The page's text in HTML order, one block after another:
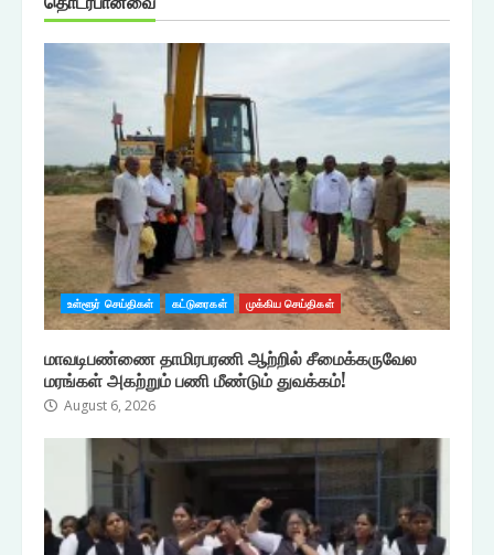
உள்ளூர் செய்திகள் கட்டுரைகள் முக்கிய செய்திகள்
மாவடிபண்ணை தாமிரபரணி ஆற்றில் சீமைக்கருவேல
மரங்கள் அகற்றும் பணி மீண்டும் துவக்கம்!
August 6, 2026